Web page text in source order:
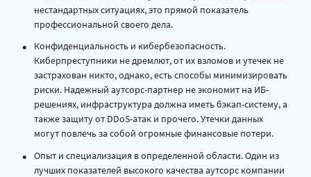
нестандартных ситуациях, это прямой показатель
профессиональной своего дела.
Конфиденциальность и кибербезопасность.
Киберпреступники не дремлют, от их взломов и утечек не
застрахован никто, однако, есть способы минимизировать
риски. Надежный аутсорс-партнер не экономит на ИБ-
решениях, инфраструктура должна иметь бэкап-систему, а
также защиту от DDoS-атак и прочего. Утечки данных
могут повлечь за собой огромные финансовые потери.
Опыт и специализация в определенной области. Один из
лучших показателей высокого качества аутсорс компании